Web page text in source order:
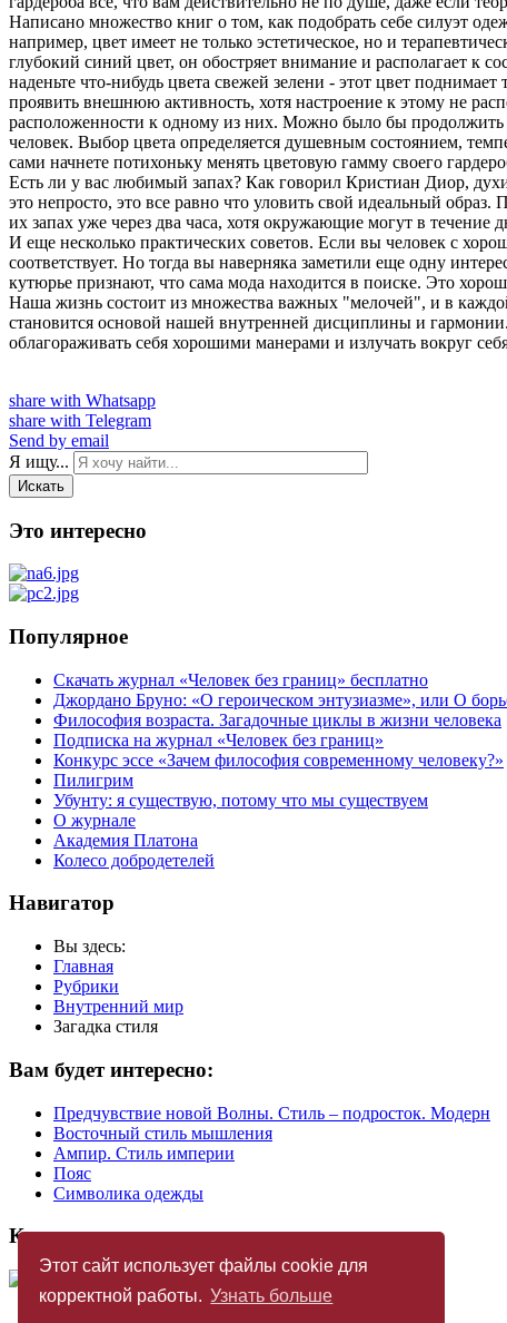
Этот сайт использует файлы cookie для
корректной работы. Узнать больше
Написано множество книг о том, как подобрать себе силуэт
например, цвет имеет не только эстетическое, но и
глубокий синий цвет, он обостряет внимание и располагает к
наденьте что-нибудь цвета свежей зелени - этот цвет
проявить внешнюю активность, хотя настроение к этому не
расположенности к одному из них. Можно было бы продолжить
человек. Выбор цвета определяется душевным состоянием,
сами начнете потихоньку менять цветовую гамму своего
Есть ли у вас любимый запах? Как говорил Кристиан Диор,
это непросто, это все равно что уловить свой идеальный
их запах уже через два часа, хотя окружающие могут в течение
И еще несколько практических советов. Если вы человек с
соответствует. Но тогда вы наверняка заметили еще одну
кутюрье признают, что сама мода находится в поиске. Это
Наша жизнь состоит из множества важных "мелочей", и в
становится основой нашей внутренней дисциплины и
облагораживать себя хорошими манерами и излучать вокруг
share with Whatsapp
share with Telegram
Send by email
Я ищу...
Искать
Это интересно
Популярное
Скачать журнал «Человек без границ» бесплатно
Джордано Бруно: «О героическом энтузиазме», или О
Философия возраста. Загадочные циклы в жизни человека
Подписка на журнал «Человек без границ»
Конкурс эссе «Зачем философия современному человеку?»
Пилигрим
Убунту: я существую, потому что мы существуем
О журнале
Академия Платона
Колесо добродетелей
Навигатор
Вы здесь:
Главная
Рубрики
Внутренний мир
Загадка стиля
Вам будет интересно:
Предчувствие новой Волны. Стиль – подросток. Модерн
Восточный стиль мышления
Ампир. Стиль империи
Пояс
Символика одежды
Купить журнал